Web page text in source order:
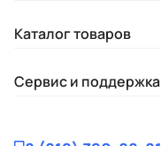
Каталог товаров
Сервис и поддержка